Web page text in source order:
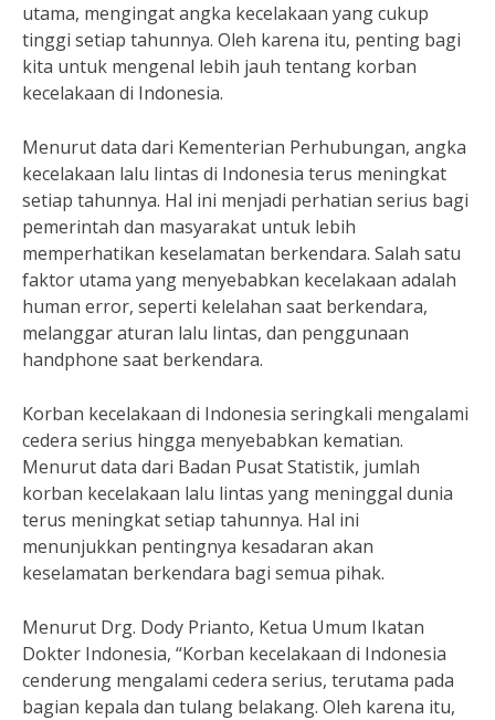
utama, mengingat angka kecelakaan yang cukup
tinggi setiap tahunnya. Oleh karena itu, penting bagi
kita untuk mengenal lebih jauh tentang korban
kecelakaan di Indonesia.
Menurut data dari Kementerian Perhubungan, angka
kecelakaan lalu lintas di Indonesia terus meningkat
setiap tahunnya. Hal ini menjadi perhatian serius bagi
pemerintah dan masyarakat untuk lebih
memperhatikan keselamatan berkendara. Salah satu
faktor utama yang menyebabkan kecelakaan adalah
human error, seperti kelelahan saat berkendara,
melanggar aturan lalu lintas, dan penggunaan
handphone saat berkendara.
Korban kecelakaan di Indonesia seringkali mengalami
cedera serius hingga menyebabkan kematian.
Menurut data dari Badan Pusat Statistik, jumlah
korban kecelakaan lalu lintas yang meninggal dunia
terus meningkat setiap tahunnya. Hal ini
menunjukkan pentingnya kesadaran akan
keselamatan berkendara bagi semua pihak.
Menurut Drg. Dody Prianto, Ketua Umum Ikatan
Dokter Indonesia, “Korban kecelakaan di Indonesia
cenderung mengalami cedera serius, terutama pada
bagian kepala dan tulang belakang. Oleh karena itu,